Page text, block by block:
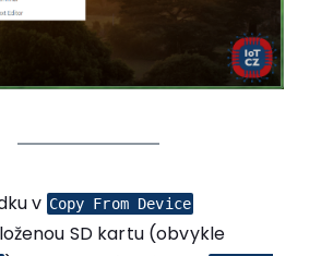
v Copy From Device
SD kartu (obvykle